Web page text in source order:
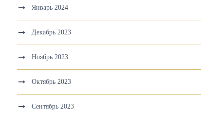
Январь 2024
Декабрь 2023
Ноябрь 2023
Октябрь 2023
Сентябрь 2023